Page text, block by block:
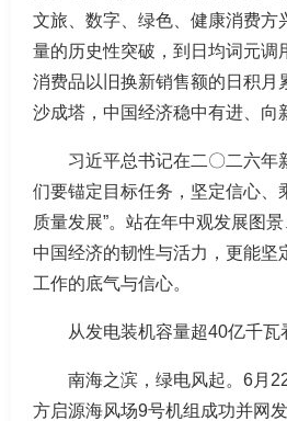
文旅、数字、绿色、健康消费方
量的历史性突破，到日均词元调
消费品以旧换新销售额的日积月
沙成塔，中国经济稳中有进、向
习近平总书记在二〇二六年
们要锚定目标任务，坚定信心、
质量发展”。站在年中观发展图
中国经济的韧性与活力，更能坚
工作的底气与信心。
从发电装机容量超40亿千瓦
南海之滨，绿电风起。6月
方启源海风场9号机组成功并网